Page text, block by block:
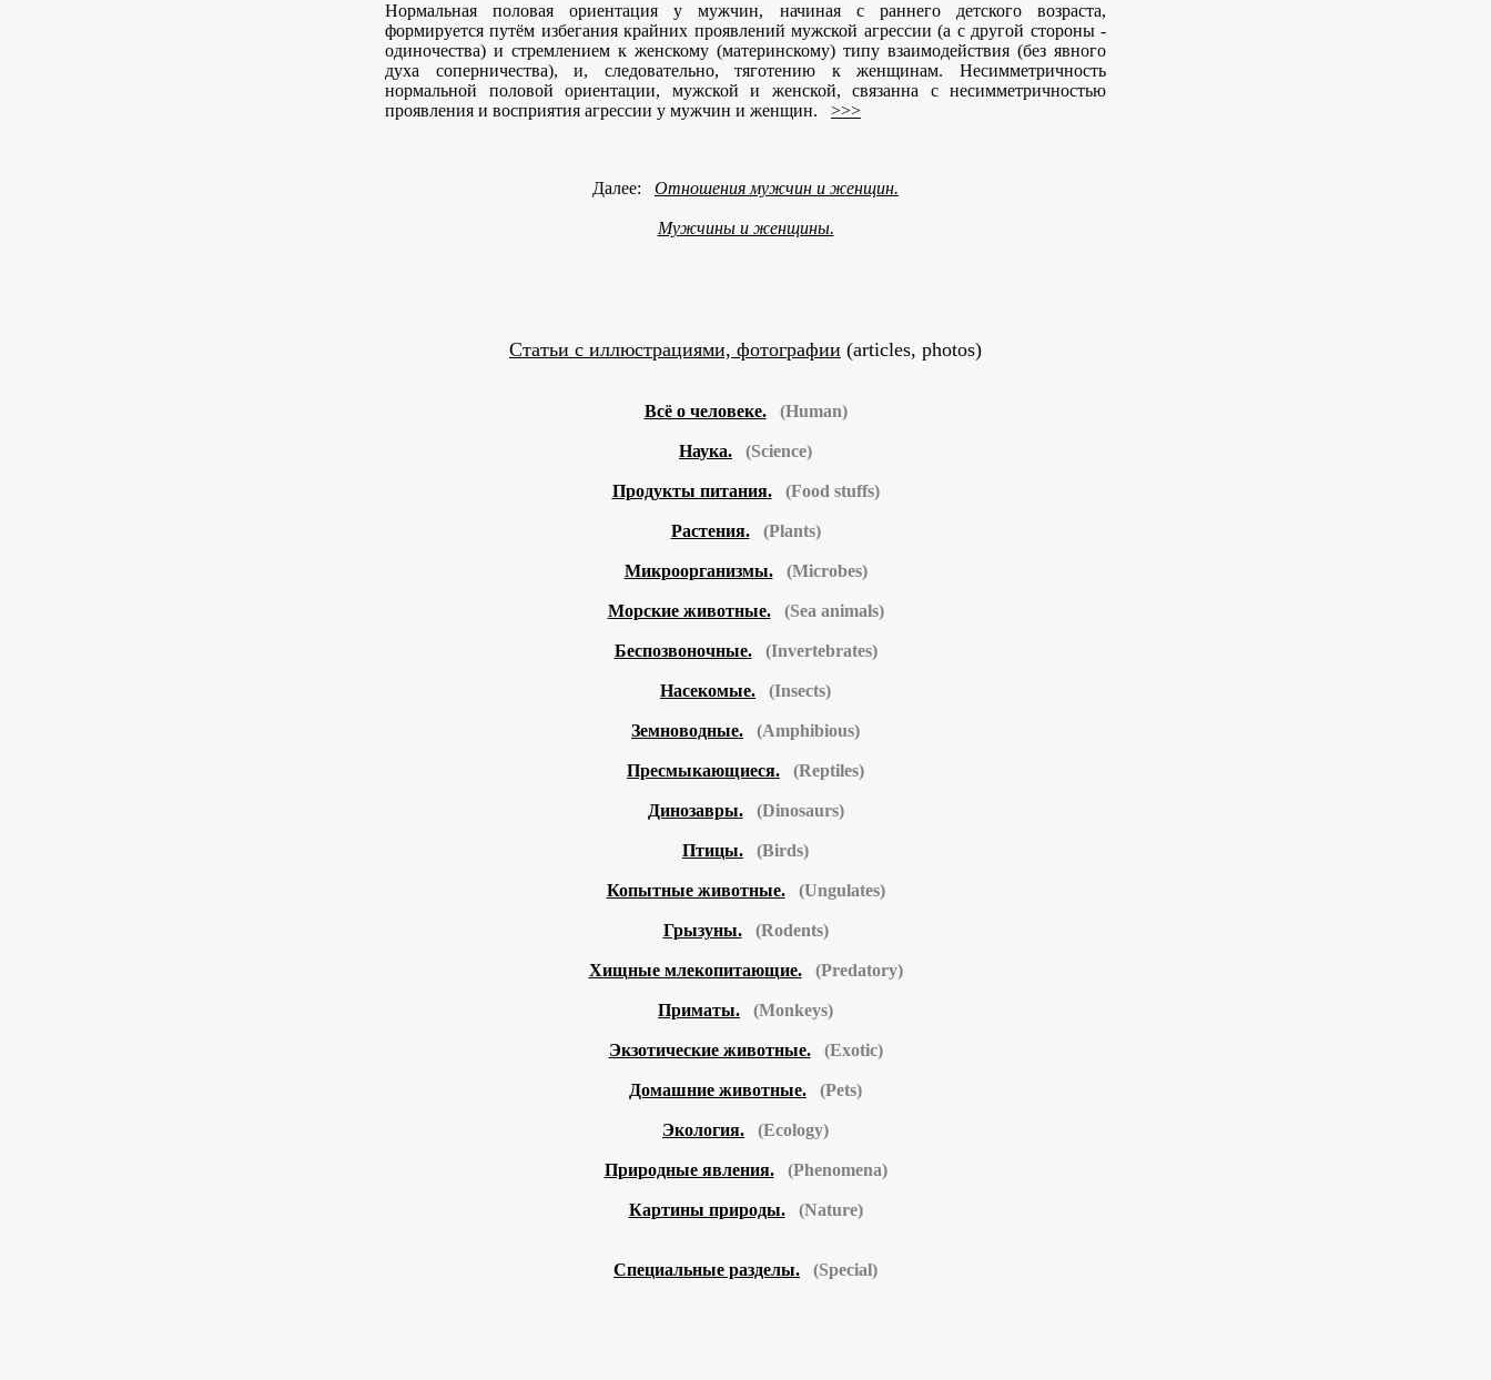
Нормальная половая ориентация у мужчин, начиная с раннего детского возраста,
формируется путём избегания крайних проявлений мужской агрессии (а с другой стороны -
одиночества) и стремлением к женскому (материнскому) типу взаимодействия (без явного
духа соперничества), и, следовательно, тяготению к женщинам. Несимметричность
нормальной половой ориентации, мужской и женской, связанна с несимметричностью
проявления и восприятия агрессии у мужчин и женщин. >>>
Далее: Отношения мужчин и женщин.
Мужчины и женщины.
Статьи с иллюстрациями, фотографии (articles, photos)
Всё о человеке.(Human)
Наука. (Science)
Продукты питания.(Food stuffs)
Растения.(Plants)
Микроорганизмы.(Microbes)
Морские животные.(Sea animals)
Беспозвоночные.(Invertebrates)
Насекомые. (Insects)
Земноводные. (Amphibious)
Пресмыкающиеся. (Reptiles)
Динозавры.(Dinosaurs)
Птицы. (Birds)
Копытные животные.(Ungulates)
Грызуны.(Rodents)
Хищные млекопитающие.(Predatory)
Приматы. (Monkeys)
Экзотические животные.(Exotic)
Домашние животные. (Pets)
Экология. (Ecology)
Природные явления.(Phenomena)
Картины природы.(Nature)
Специальные разделы. (Special)